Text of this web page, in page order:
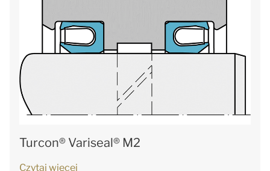
Turcon® Variseal® M2
Czytaj więcej